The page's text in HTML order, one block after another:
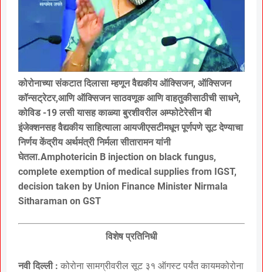
कोरोनाच्या संकटात दिलासा म्हणून वैद्यकीय ऑक्सिजन, ऑक्सिजन
कॉन्सट्रेटर,आणि ऑक्सिजन साठवणूक आणि वाहतुकीसाठीची साधने,
कोविड -19 लसी यासह काळ्या बुरशीवरील अम्फोटेरेसीन बी
इंजेक्शनसह वैद्यकीय साहित्याला आयजीएसटीमधून पूर्णपणे सूट देण्याचा
निर्णय केंद्रीय अर्थमंत्री निर्मला सीतारामन यांनी
घेतला.Amphotericin B injection on black fungus,
complete exemption of medical supplies from IGST,
decision taken by Union Finance Minister Nirmala
Sitharaman on GST
विशेष प्रतिनिधी
नवी दिल्ली : कोरोना सामग्रीवरील सूट ३१ ऑगस्ट पर्यंत कायमकोरोना